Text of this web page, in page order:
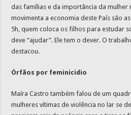
das famílias e da importância da mulher
movimenta a economia deste País são
5h, quem coloca os filhos para estudar
deve “ajudar”. Ele tem o dever. O
destacou.
Órfãos por feminicídio
Maíra Castro também falou de um
mulheres vítimas de violência no lar se